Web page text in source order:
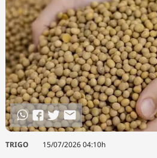
TRIGO 15/07/2026 04:10h